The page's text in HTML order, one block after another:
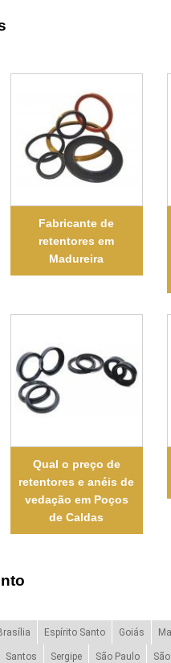
Fabricante de
retentores em
Madureira
Qual o preço de
retentores e anéis de
vedação em Poços
de Caldas
Espírito Santo Goiás
Santos Sergipe São Paulo